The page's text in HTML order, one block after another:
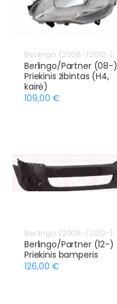
Berlingo (2008-/2012-)
Berlingo/Partner (08-)
Priekinis žibintas (H4,
kairė)
109,00 €
Berlingo (2008-/2012-)
Berlingo/Partner (12-)
Priekinis bamperis
126,00 €